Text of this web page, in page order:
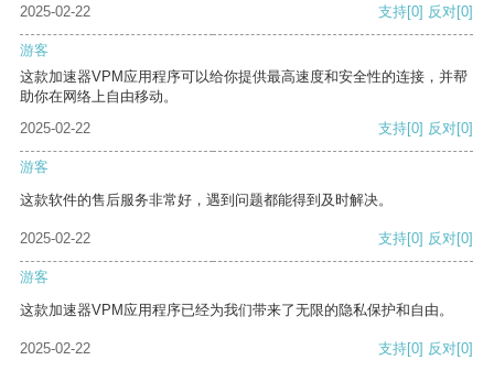
2025-02-22
支持[0] 反对[0]
游客
这款加速器VPM应用程序可以给你提供最高速度和安全性的连接，并帮
助你在网络上自由移动。
2025-02-22
支持[0] 反对[0]
游客
这款软件的售后服务非常好，遇到问题都能得到及时解决。
2025-02-22 支持[0] 反对[0]
游客
这款加速器VPM应用程序已经为我们带来了无限的隐私保护和自由。
2025-02-22 支持[0] 反对[0]